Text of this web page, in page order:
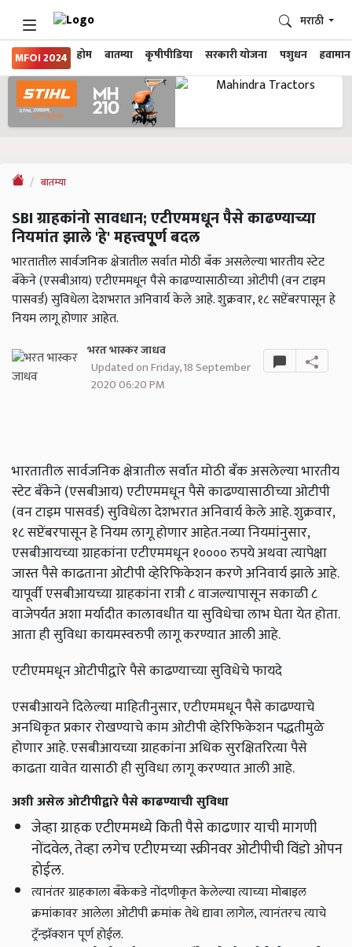
MFOI 2024 होम बातम्या कृषीपीडिया सरकारी योजना पशुधन हवामान
मराठी
बातम्या
SBI ग्राहकांनो सावधान; एटीएममधून पैसे काढण्याच्या
नियमांत झाले 'हे' महत्त्वपू्र्ण बदल
भारतातील सार्वजनिक क्षेत्रातील सर्वात मोठी बँक असलेल्या भारतीय स्टेट
बँकेने (एसबीआय) एटीएममधून पैसे काढण्यासाठीच्या ओटीपी (वन टाइम
पासवर्ड) सुविधेला देशभरात अनिवार्य केले आहे. शुक्रवार, १८ सप्टेंबरपासून हे
नियम लागू होणार आहेत.
भरत भास्कर जाधव
Updated on Friday, 18 September
2020 06:20 PM
भारतातील सार्वजनिक क्षेत्रातील सर्वात मोठी बँक असलेल्या भारतीय
स्टेट बँकेने (एसबीआय) एटीएममधून पैसे काढण्यासाठीच्या ओटीपी
(वन टाइम पासवर्ड) सुविधेला देशभरात अनिवार्य केले आहे. शुक्रवार,
१८ सप्टेंबरपासून हे नियम लागू होणार आहेत.नव्या नियमांनुसार,
एसबीआयच्या ग्राहकांना एटीएममधून १०००० रुपये अथवा त्यापेक्षा
जास्त पैसे काढताना ओटीपी व्हेरिफिकेशन करणे अनिवार्य झाले आहे.
यापूर्वी एसबीआयच्या ग्राहकांना रात्री ८ वाजल्यापासून सकाळी ८
वाजेपर्यंत अशा मर्यादीत कालावधीत या सुविधेचा लाभ घेता येत होता.
आता ही सुविधा कायमस्वरुपी लागू करण्यात आली आहे.
एटीएममधून ओटीपीद्वारे पैसे काढण्याच्या सुविधेचे फायदे
एसबीआयने दिलेल्या माहितीनुसार, एटीएममधून पैसे काढण्याचे
अनधिकृत प्रकार रोखण्याचे काम ओटीपी व्हेरिफिकेशन पद्धतीमुळे
होणार आहे. एसबीआयच्या ग्राहकांना अधिक सुरक्षितरित्या पैसे
काढता यावेत यासाठी ही सुविधा लागू करण्यात आली आहे.
अशी असेल ओटीपीद्वारे पैसे काढण्याची सुविधा
जेव्हा ग्राहक एटीएममध्ये किती पैसे काढणार याची मागणी
नोंदवेल, तेव्हा लगेच एटीएमच्या स्क्रीनवर ओटीपीची विंडो ओपन
होईल.
त्यानंतर ग्राहकाला बँकेकडे नोंदणीकृत केलेल्या त्याच्या मोबाइल
क्रमांकावर आलेला ओटीपी क्रमांक तेथे द्यावा लागेल, त्यानंतरच त्याचे
ट्रॅन्झॅक्शन पूर्ण होईल.